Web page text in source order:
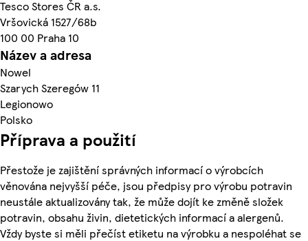
Tesco Stores ČR a.s.
Vršovická 1527/68b
100 00 Praha 10
Název a adresa
Nowel
Szarych Szeregów 11
Legionowo
Polsko
Příprava a použití
Přestože je zajištění správných informací o výrobcích
věnována nejvyšší péče, jsou předpisy pro výrobu potravin
neustále aktualizovány tak, že může dojít ke změně složek
potravin, obsahu živin, dietetických informací a alergenů.
Vždy byste si měli přečíst etiketu na výrobku a nespoléhat se